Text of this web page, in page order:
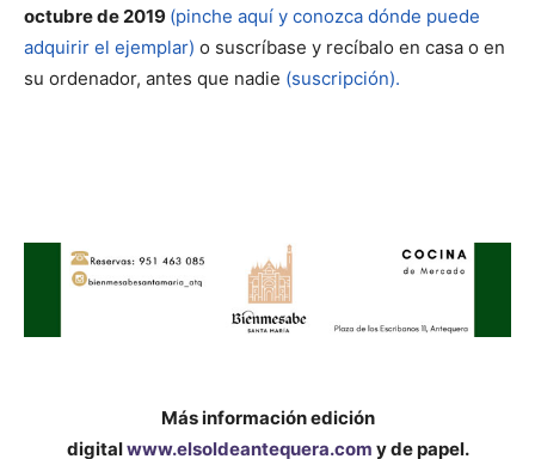
octubrede 2019 (pinche aquí y conozca dónde puede
adquirir el ejemplar) o suscríbase y recíbalo en casa o en
su ordenador, antes que nadie (suscripción).
Más información edición
digitalwww.elsoldeantequera.com y de papel.